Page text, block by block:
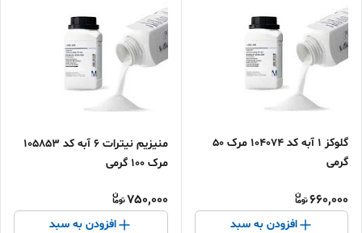
گلوکز 1 آبه کد 104074 مرک 50
گرمی
660,000
افزودن به سبد
منیزیم نیترات 6 آبه کد 105853
مرک 100 گرمی
750,000
افزودن به سبد